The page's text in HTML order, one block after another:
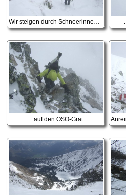
... auf den OSO-Grat